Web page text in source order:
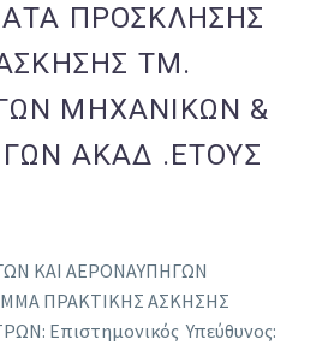
ΠΡΟΣΚΛΗΣΗΣ
ΤΜ.
ΜΗΧΑΝΙΚΩΝ &
ΑΚΑΔ .ΕΤΟΥΣ
ΚΑΙ ΑΕΡΟΝΑΥΠΗΓΩΝ
ΠΡΑΚΤΙΚΗΣ ΑΣΚΗΣΗΣ
Επιστημονικός Υπεύθυνος: